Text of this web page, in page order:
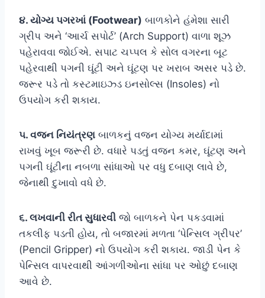
૪. યોગ્ય પગરખાં (Footwear) બાળકોને હંમેશા સારી
ગ્રીપ અને ‘આર્ચ સપોર્ટ’ (Arch Support) વાળા શૂઝ
પહેરાવવા જોઈએ. સપાટ ચપ્પલ કે સોલ વગરના બૂટ
પહેરવાથી પગની ઘૂંટી અને ઘૂંટણ પર ખરાબ અસર પડે છે.
જરૂર પડે તો કસ્ટમાઇઝ્ડ ઇનસોલ્સ (Insoles) નો
ઉપયોગ કરી શકાય.
૫. વજન નિયંત્રણ બાળકનું વજન યોગ્ય મર્યાદામાં
રાખવું ખૂબ જરૂરી છે. વધારે પડતું વજન કમર, ઘૂંટણ અને
પગની ઘૂંટીના નબળા સાંધાઓ પર વધુ દબાણ લાવે છે,
જેનાથી દુખાવો વધે છે.
૬. લખવાની રીત સુધારવી જો બાળકને પેન પકડવામાં
તકલીફ પડતી હોય, તો બજારમાં મળતા ‘પેન્સિલ ગ્રીપર’
(Pencil Gripper) નો ઉપયોગ કરી શકાય. જાડી પેન કે
પેન્સિલ વાપરવાથી આંગળીઓના સાંધા પર ઓછું દબાણ
આવે છે.